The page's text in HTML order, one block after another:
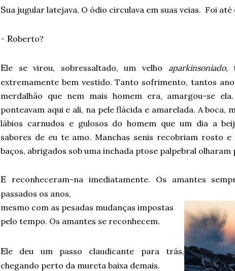
Sua jugular latejava. O ódio circulava em suas veias. Foi até
- Roberto?
Ele se virou, sobressaltado, um velho aparkinsoniado,
extremamente bem vestido. Tanto sofrimento, tantos
merdalhão que nem mais homem era, amargou-se
ponteavam aqui e ali, na pele flácida e amarelada. A boca,
lábios carnudos e gulosos do homem que um dia a
sabores de eu te amo. Manchas senis recobriam rosto e
baços, abrigados sob uma inchada ptose palpebral olharam
E reconheceram-na imediatamente. Os amantes
passados os anos,
mesmo com as pesadas mudanças impostas
pelo tempo. Os amantes se reconhecem.
Ele deu um passo claudicante para trás,
chegando perto da mureta baixa demais.